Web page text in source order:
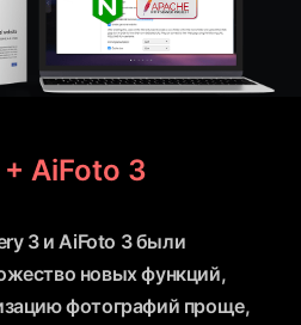
AiFoto 3
3 и AiFoto 3 были
новых функций,
фотографий проще,